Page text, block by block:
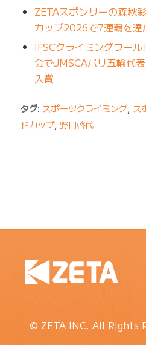
ZETAスポンサーの森秋
カップ2026で7連覇を達
IFSCクライミングワー
会でJMSCAパリ五輪代
入賞
タグ: スポーツクライミング, ス
ドカップ, 野口啓代
© ZETA INC. All Rights